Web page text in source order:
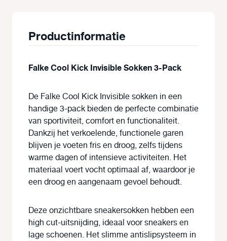
Productinformatie
Falke Cool Kick Invisible Sokken 3-Pack
De Falke Cool Kick Invisible sokken in een
handige3-pack bieden de perfecte combinatie
van sportiviteit, comfort en functionaliteit.
Dankzij het verkoelende, functionele garen
blijven je voeten fris en droog, zelfs tijdens
warme dagen of intensieve activiteiten. Het
materiaal voert vocht optimaal af, waardoor je
een droog en aangenaam gevoel behoudt.
Deze onzichtbare sneakersokken hebben een
high cut-uitsnijding, ideaal voor sneakers en
lage schoenen. Het slimmeantislipsysteem in